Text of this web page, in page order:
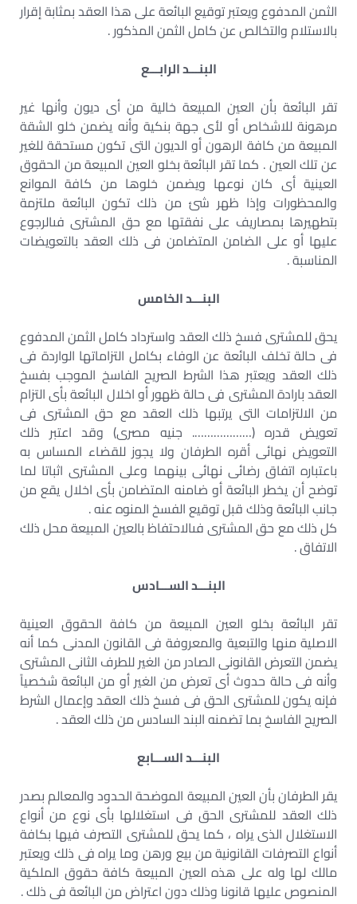
الثمن المدفوع ويعتبر توقيع البائعة على هذا العقد بمثابة إقرار
بالاستلام والتخالص عن كامل الثمن المذكور .
البنـــد الرابـــع
تقر البائعة بأن العين المبيعة خالية من أى ديون وأنها غير
مرهونة للاشخاص أو لأى جهة بنكية وأنه يضمن خلو الشقة
المبيعة من كافة الرهون أو الديون التى تكون مستحقة للغير
عن تلك العين . كما تقر البائعة بخلو العين المبيعة من الحقوق
العينية أى كان نوعها ويضمن خلوها من كافة الموانع
والمحظورات وإذا ظهر شئ من ذلك تكون البائعة ملتزمة
بتطهيرها بمصاريف على نفقتها مع حق المشترى فىالرجوع
عليها أو على الضامن المتضامن فى ذلك العقد بالتعويضات
المناسبة .
البنـــد الخامس
يحق للمشترى فسخ ذلك العقد واسترداد كامل الثمن المدفوع
فى حالة تخلف البائعة عن الوفاء بكامل التزاماتها الواردة فى
ذلك العقد ويعتبر هذا الشرط الصريح الفاسخ الموجب بفسخ
العقد بارادة المشترى فى حالة ظهور أو اخلال البائعة بأى التزام
من الالتزامات التى يرتبها ذلك العقد مع حق المشترى فى
تعويض قدره (………………. جنيه مصرى) وقد اعتبر ذلك
التعويض نهائى أقره الطرفان ولا يجوز للقضاء المساس به
باعتباره اتفاق رضائى نهائى بينهما وعلى المشترى اثباتا لما
توضح أن يخطر البائعة أو ضامنه المتضامن بأى اخلال يقع من
جانب البائعة وذلك قبل توقيع الفسخ المنوه عنه .
كل ذلك مع حق المشترى فىالاحتفاظ بالعين المبيعة محل ذلك
الاتفاق .
البنـــد الســـادس
تقر البائعة بخلو العين المبيعة من كافة الحقوق العينية
الاصلية منها والتبعية والمعروفة فى القانون المدنى كما أنه
يضمن التعرض القانونى الصادر من الغير للطرف الثانى المشترى
وأنه فى حالة حدوث أى تعرض من الغير أو من البائعة شخصياً
فإنه يكون للمشترى الحق فى فسخ ذلك العقد وإعمال الشرط
الصريح الفاسخ بما تضمنه البند السادس من ذلك العقد .
البنـــد الســـابع
يقر الطرفان بأن العين المبيعة الموضحة الحدود والمعالم بصدر
ذلك العقد للمشترى الحق فى استغلالها بأى نوع من أنواع
الاستغلال الذى يراه ، كما يحق للمشترى التصرف فيها بكافة
أنواع التصرفات القانونية من بيع ورهن وما يراه فى ذلك ويعتبر
مالك لها وله على هذه العين المبيعة كافة حقوق الملكية
المنصوص عليها قانونا وذلك دون اعتراض من البائعة فى ذلك .